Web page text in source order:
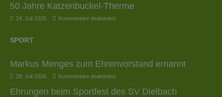
50 Jahre Katzenbuckel-Therme
24. Juli 2025 Kommentare deaktiviert
SPORT
Markus Menges zum Ehrenvorstand ernannt
28. Juli 2026 Kommentare deaktiviert
Ehrungen beim Sportfest des SV Dielbach